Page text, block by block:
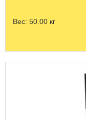
Вес: 50.00 кг